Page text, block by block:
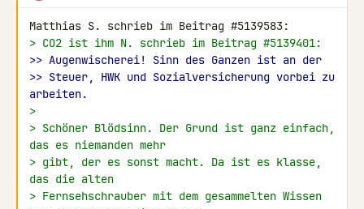
> CO2 ist ihm N. schrieb im Beitrag #5139401:
>> Augenwischerei! Sinn des Ganzen ist an der
>> Steuer, HWK und Sozialversicherung vorbei zu
arbeiten.
>
> Schöner Blödsinn. Der Grund ist ganz einfach,
das es niemanden mehr
> gibt, der es sonst macht. Da ist es klasse,
das die alten
> Fernsehschrauber mit dem gesammelten Wissen